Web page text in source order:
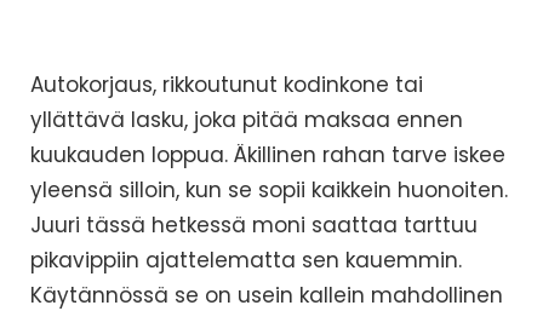
Autokorjaus, rikkoutunut kodinkone tai
yllättävä lasku, joka pitää maksaa ennen
kuukauden loppua. Äkillinen rahan tarve iskee
yleensä silloin, kun se sopii kaikkein huonoiten.
Juuri tässä hetkessä moni saattaa tarttuu
pikavippiin ajattelematta sen kauemmin.
Käytännössä se on usein kallein mahdollinen